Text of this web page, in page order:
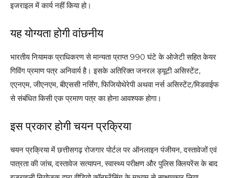
इजराइल में कार्य नहीं किया हो।
यह योग्यता होगी वांछनीय
भारतीय नियामक प्राधिकरण से मान्यता प्राप्त 990 घंटे के ओजेटी सहित केयर
गिविंग प्रमाण पत्र अनिवार्य है। इसके अतिरिक्त जनरल ड्यूटी असिस्टेंट,
एएनएम, जीएनएम, बीएससी नर्सिंग, फिजियोथेरेपी अथवा नर्स असिस्टेंट/मिडवाईफ
से संबंधित किसी एक प्रमाण पत्र का होना आवश्यक होगा।
इस प्रकार होगी चयन प्रक्रिया
चयन प्रक्रिया में छत्तीसगढ़ रोजगार पोर्टल पर ऑनलाइन पंजीयन, दस्तावेजों एवं
पात्रता की जांच, दस्तावेज सत्यापन, स्वास्थ्य परीक्षण और पुलिस क्लियरेंस के बाद